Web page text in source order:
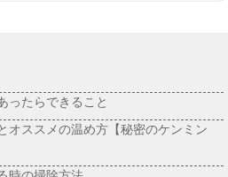
たらできること
オススメの温め方【秘密のケンミン